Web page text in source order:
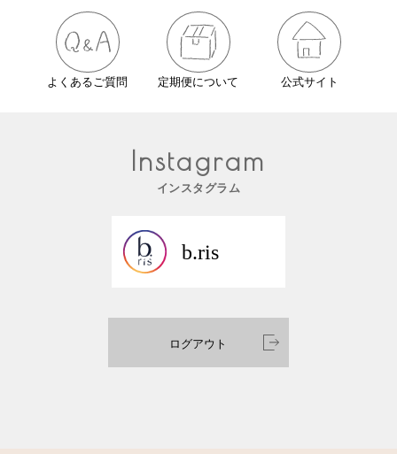
よくあるご質問 定期便について 公式サイト
Instagram
インスタグラム
b.ris
ログアウト